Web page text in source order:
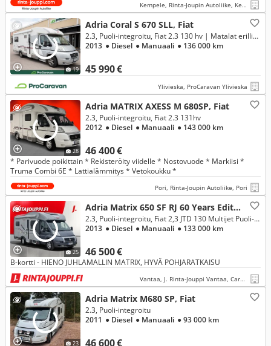
Kempele, Rinta-Joupin Autoliike, Kempele
19
Adria Coral S 670 SLL, Fiat
45 990 €
2.3, Puoli-integroitu, Fiat 2.3 130 hv | Matalat erillisvuoteet, koukku **RAHOITUSKORKO ALK. 1,99%**
2013 ● Diesel ● Manuaali ● 136 000 km
Ylivieska, ProCaravan Ylivieska
28
Adria MATRIX AXESS M 680SP, Fiat
46 400 €
2.3, Puoli-integroitu, Fiat 2.3 131hv
2012 ● Diesel ● Manuaali ● 143 000 km
* Parivuode poikittain * Rekisteröity viidelle * Nostovuode * Markiisi *
Truma Combi 6E * Lattialämmitys * Vetokoukku *
Pori, Rinta-Joupin Autoliike, Pori
25
Adria Matrix 650 SF RJ 60 Years Edit, Fiat
46 500 €
2.3, Puoli-integroitu, Fiat 2,3 JTD 130 Multijet Puoli-integroitu
2013 ● Diesel ● Manuaali ● 133 000 km
B-kortti - HIENO JUHLAMALLIN MATRIX, HYVÄ POHJARATKAISU
Vantaa, J. Rinta-Jouppi Vantaa, Caravan
23
Adria Matrix M680 SP, Fiat
46 600 €
2.3, Puoli-integroitu
2011 ● Diesel ● Manuaali ● 93 000 km